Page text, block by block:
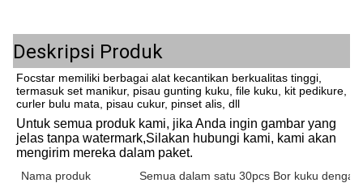
Deskripsi Produk
Focstar memiliki berbagai alat kecantikan berkualitas tinggi,
termasuk set manikur, pisau gunting kuku, file kuku, kit pedikure,
curler bulu mata, pisau cukur, pinset alis, dll
Untuk semua produk kami, jika Anda ingin gambar yang
jelas tanpa watermark,Silakan hubungi kami, kami akan
mengirim mereka dalam paket.
Nama produk Semua dalam satu 30pcs Bor kuku